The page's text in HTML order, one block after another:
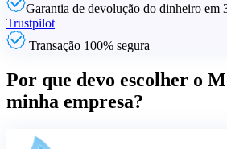
Garantia de devolução do dinheiro em
Trustpilot
Transação 100% segura
Por que devo escolher o
minha empresa?